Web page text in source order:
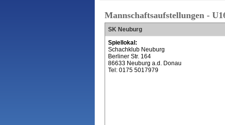
Mannschaftsaufstellungen -
SK Neuburg
Spiellokal:
Schachklub Neuburg
Berliner Str. 164
86633 Neuburg a.d. Donau
Tel: 0175 5017979